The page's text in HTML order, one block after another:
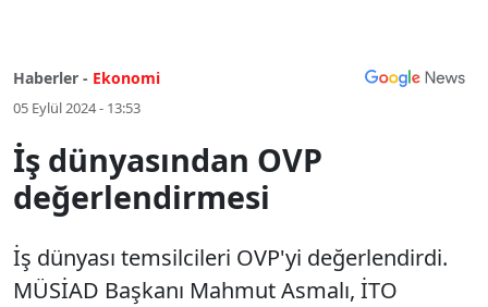
Haberler - Ekonomi
05 Eylül 2024 - 13:53
İş dünyasından OVP
değerlendirmesi
İş dünyası temsilcileri OVP'yi değerlendirdi.
MÜSİAD Başkanı Mahmut Asmalı, İTO